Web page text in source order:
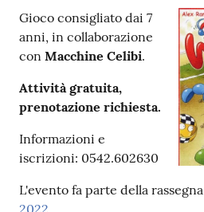
Casa
Piani
storico
Gioco consigliato dai 7
anni, in collaborazione
con Macchine Celibi.
Attività gratuita,
prenotazione richiesta.
Informazioni e
iscrizioni: 0542.602630
L'evento fa parte della rassegna
2022